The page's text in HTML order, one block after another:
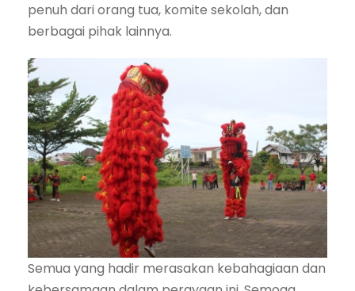
penuh dari orang tua, komite sekolah, dan
berbagai pihak lainnya.
Semua yang hadir merasakan kebahagiaan dan